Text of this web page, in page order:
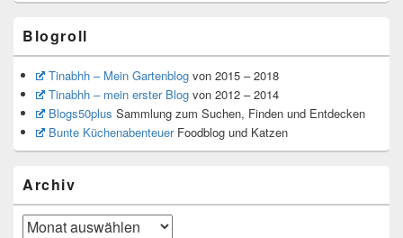
Blogroll
Tinabhh – Mein Gartenblogvon 2015 – 2018
Tinabhh – mein erster Blogvon 2012 – 2014
Blogs50plus Sammlung zum Suchen, Finden und Entdecken
Bunte KüchenabenteuerFoodblog und Katzen
Archiv
Archiv